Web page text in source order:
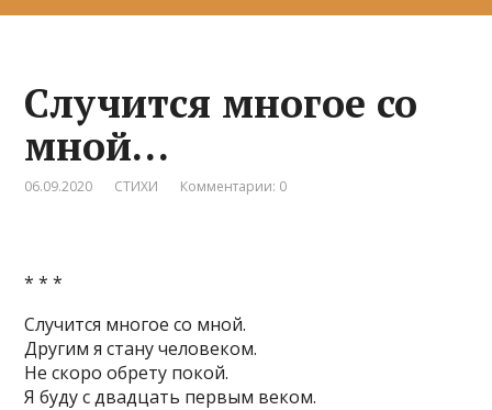
Случится многое со
мной…
06.09.2020 СТИХИ Комментарии: 0
* * *
Случится многое со мной.
Другим я стану человеком.
Не скоро обрету покой.
Я буду с двадцать первым веком.